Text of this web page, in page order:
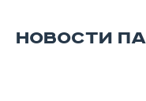
НОВОСТИ